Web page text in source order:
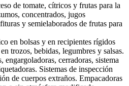
de tomate, cítricos y frutas para la
concentrados, jugos
y semielaborados de frutas para
en bolsas y en recipientes rígidos
trozos, bebidas, legumbres y salsas.
engargoladoras, cerradoras, sistema
Sistemas de inspección
de cuerpos extraños. Empacadoras